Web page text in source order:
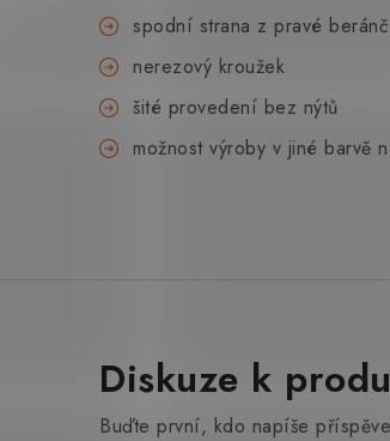
spodní strana z pravé
nerezový kroužek
šité provedení bez nýtů
možnost výroby v jiné barvě
Diskuze k
Buďte první, kdo napíše